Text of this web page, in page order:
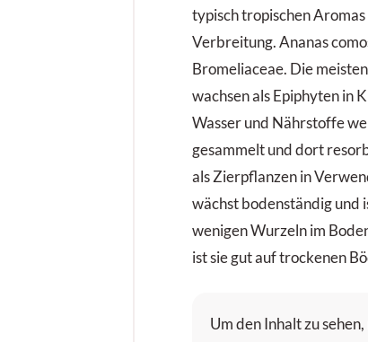
typisch tropischen
Verbreitung. Ananas
Bromeliaceae. Die
wachsen als Epiphyten in
Wasser und Nährstoffe
gesammelt und dort
als Zierpflanzen in
wächst bodenständig und
wenigen Wurzeln im
ist sie gut auf trockenen
Um den Inhalt zu